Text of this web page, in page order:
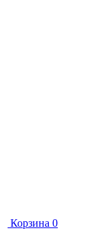
Корзина 0